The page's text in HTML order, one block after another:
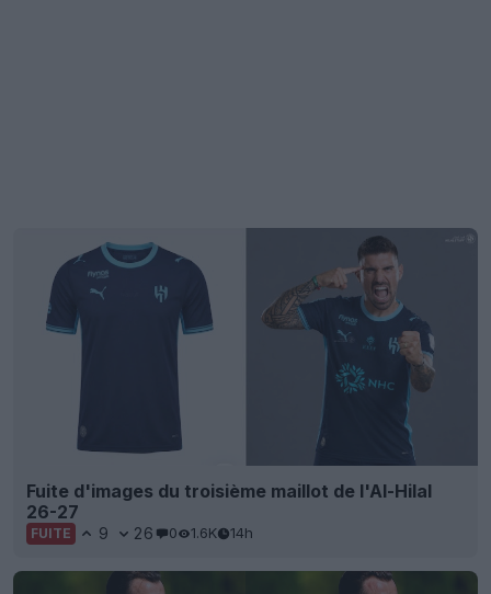
Fuite d'images du troisième maillot de l'Al-Hilal
26-27
FUITE 9 26 0 1.6K 14h